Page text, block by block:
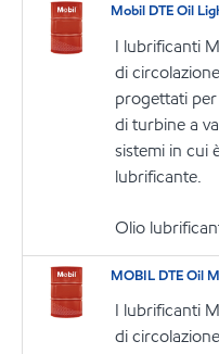
Mobil DTE Oil
I lubrificanti
di
progettati
di turbine a
sistemi in cui
lubrificante.
Olio
MOBIL DTE Oil
I lubrificanti
di